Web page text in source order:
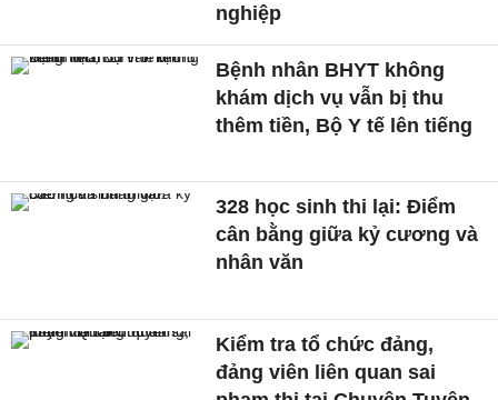
nghiệp
Bệnh nhân BHYT không
khám dịch vụ vẫn bị thu
thêm tiền, Bộ Y tế lên tiếng
328 học sinh thi lại: Điểm
cân bằng giữa kỷ cương và
nhân văn
Kiểm tra tổ chức đảng,
đảng viên liên quan sai